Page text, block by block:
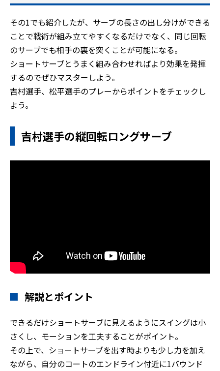
その1でも紹介したが、サーブの長さの出し分けができる
ことで戦術が組み立てやすくなるだけでなく、同じ回転
のサーブでも相手の裏を突くことが可能になる。
ショートサーブとうまく組み合わせればより効果を発揮
するのでぜひマスターしよう。
吉村選手、松平選手のプレーからポイントをチェックし
よう。
吉村選手の縦回転ロングサーブ
解説とポイント
できるだけショートサーブに見えるようにスイングは小
さくし、モーションを工夫することがポイント。
その上で、ショートサーブを出す時よりも少し力を加え
ながら、自分のコートのエンドライン付近に1バウンド